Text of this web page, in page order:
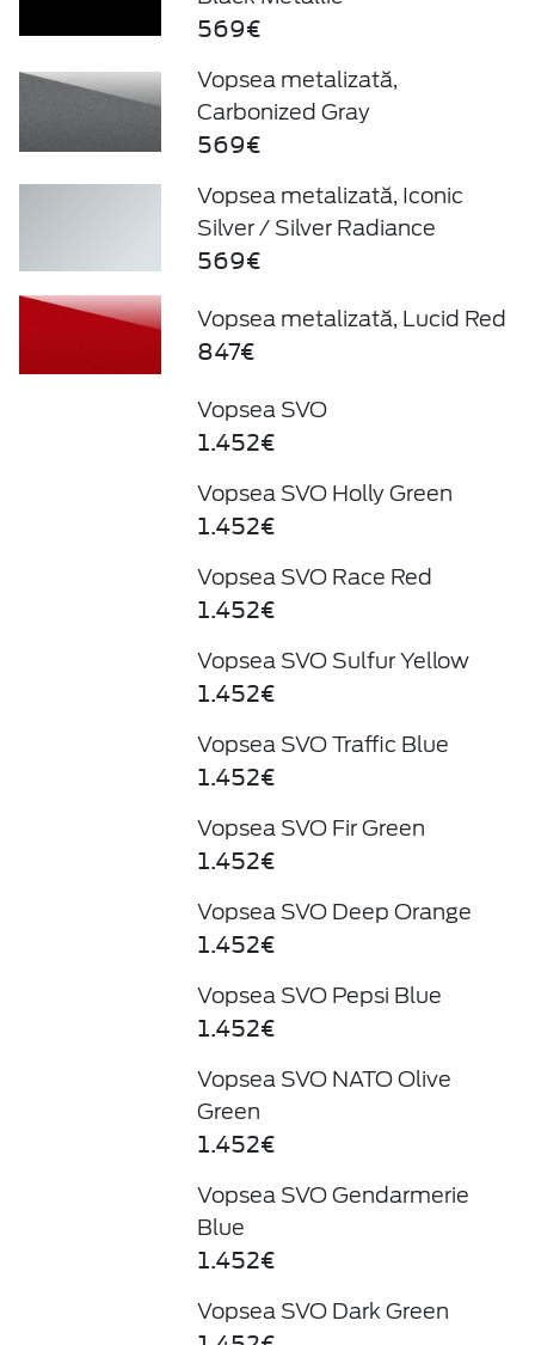
569€
Vopsea metalizată,
Carbonized Gray
569€
Vopsea metalizată, Iconic
Silver / Silver Radiance
569€
Vopsea metalizată, Lucid Red
847€
Vopsea SVO
1.452€
Vopsea SVO Holly Green
1.452€
Vopsea SVO Race Red
1.452€
Vopsea SVO Sulfur Yellow
1.452€
Vopsea SVO Traffic Blue
1.452€
Vopsea SVO Fir Green
1.452€
Vopsea SVO Deep Orange
1.452€
Vopsea SVO Pepsi Blue
1.452€
Vopsea SVO NATO Olive
Green
1.452€
Vopsea SVO Gendarmerie
Blue
1.452€
Vopsea SVO Dark Green